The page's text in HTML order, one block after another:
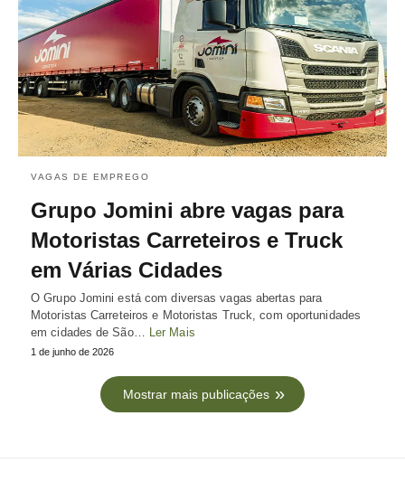
VAGAS DE EMPREGO
Grupo Jomini abre vagas para
Motoristas Carreteiros e Truck
em Várias Cidades
O Grupo Jomini está com diversas vagas abertas para
Motoristas Carreteiros e Motoristas Truck, com oportunidades
em cidades de São…
Ler Mais
1 de junho de 2026
Mostrar mais publicações